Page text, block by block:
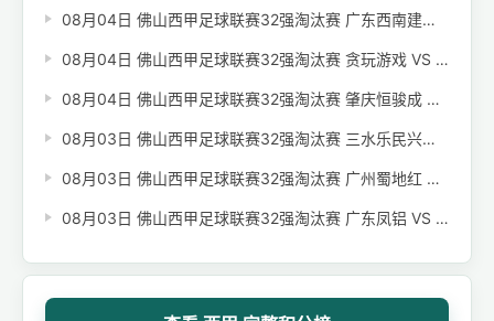
08月04日 佛山西甲足球联赛32强淘汰赛 广东西南建设 VS 香港圣徒 全场录像【全场录像+集锦】
08月04日 佛山西甲足球联赛32强淘汰赛 贪玩游戏 VS 美的薪火 全场录像【全场录像+集锦】
08月04日 佛山西甲足球联赛32强淘汰赛 肇庆恒骏成 VS 三七互娱 全场录像【全场录像+集锦】
08月03日 佛山西甲足球联赛32强淘汰赛 三水乐民兴健力宝 VS 中国澳门澳科精英 全场录像【全场录像+集锦】
08月03日 佛山西甲足球联赛32强淘汰赛 广州蜀地红 VS 广州戴拿模 全场录像【全场录像+集锦】
08月03日 佛山西甲足球联赛32强淘汰赛 广东凤铝 VS 湛江八部科技 全场录像【全场录像+集锦】